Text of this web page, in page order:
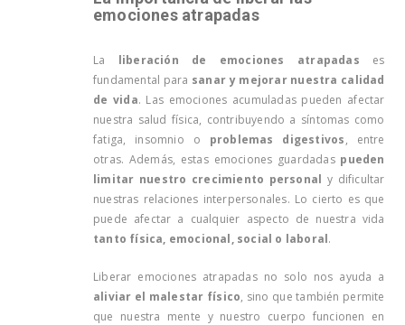
emociones atrapadas
La liberación de emociones atrapadas es
fundamental para sanar y mejorar nuestra calidad
de vida. Las emociones acumuladas pueden afectar
nuestra salud física, contribuyendo a síntomas como
fatiga, insomnio o problemas digestivos, entre
otras. Además, estas emociones guardadas pueden
limitar nuestro crecimiento personal y dificultar
nuestras relaciones interpersonales. Lo cierto es que
puede afectar a cualquier aspecto de nuestra vida
tanto física, emocional, social o laboral.
Liberar emociones atrapadas no solo nos ayuda a
aliviar el malestar físico, sino que también permite
que nuestra mente y nuestro cuerpo funcionen en